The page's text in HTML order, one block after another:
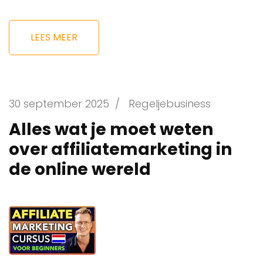
LEES MEER
30 september 2025 / Regeljebusiness
Alles wat je moet weten
over affiliatemarketing in
de online wereld